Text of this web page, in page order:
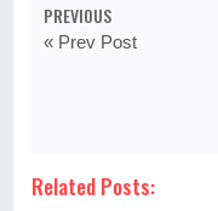
PREVIOUS
« Prev Post
Related Posts: